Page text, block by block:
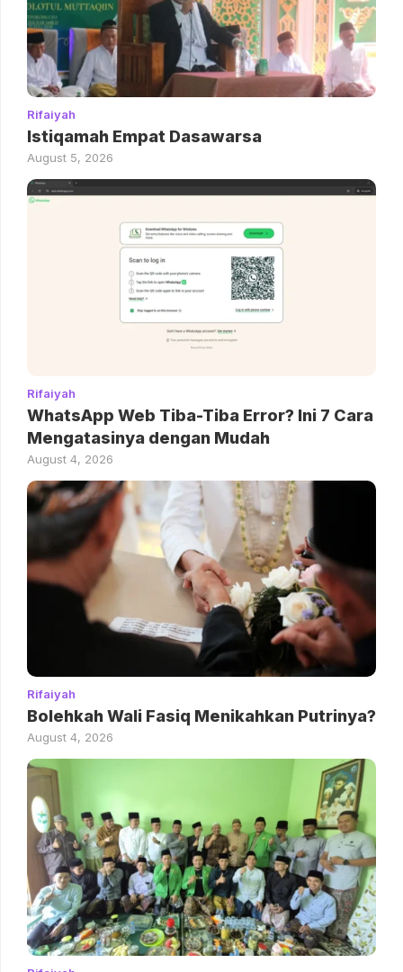
Rifaiyah
Istiqamah Empat Dasawarsa
August 5, 2026
Rifaiyah
WhatsApp Web Tiba-Tiba Error? Ini 7 Cara
Mengatasinya dengan Mudah
August 4, 2026
Rifaiyah
Bolehkah Wali Fasiq Menikahkan Putrinya?
August 4, 2026